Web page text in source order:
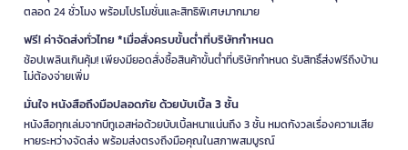
ตลอด 24 ชั่วโมง พร้อมโปรโมชั่นและสิทธิพิเศษมากมาย
ฟรี! ค่าจัดส่งทั่วไทย *เมื่อสั่งครบขั้นต่ำที่บริษัทกำหนด
ช้อปเพลินเกินคุ้ม! เพียงมียอดสั่งซื้อสินค้าขั้นต่ำที่บริษัทกำหนด รับสิทธิ์ส่งฟรีถึงบ้าน
ไม่ต้องจ่ายเพิ่ม
มั่นใจ หนังสือถึงมือปลอดภัย ด้วยบับเบิ้ล 3 ชั้น
หนังสือทุกเล่มจากบีทูเอสห่อด้วยบับเบิ้ลหนาแน่นถึง 3 ชั้น หมดกังวลเรื่องความเสีย
หายระหว่างจัดส่ง พร้อมส่งตรงถึงมือคุณในสภาพสมบูรณ์